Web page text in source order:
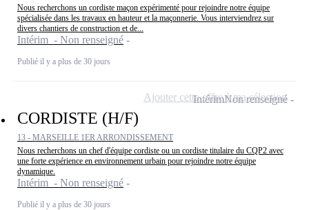
Nous recherchons un cordiste maçon expérimenté pour rejoindre notre équipe
spécialisée dans les travaux en hauteur et la maçonnerie. Vous interviendrez sur
divers chantiers de construction et de...
Intérim - Non renseigné
Publié il y a plus de 30 jours
CORDISTE (H/F)
13 - MARSEILLE 1ER ARRONDISSEMENT
Nous recherchons un chef d'équipe cordiste ou un cordiste titulaire du CQP2 avec
une forte expérience en environnement urbain pour rejoindre notre équipe
dynamique.
Intérim - Non renseigné
Publié il y a plus de 30 jours
IntérimNon renseigné
Ajouter cette offre à ma sélection